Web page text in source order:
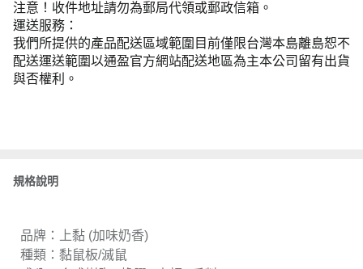
注意！收件地址請勿為郵局代領或郵政信箱。
運送服務：
我們所提供的產品配送區域範圍目前僅限台灣本島離島恕不
配送運送範圍以通盈官方網站配送地區為主本公司留有出貨
與否權利。
規格說明
品牌：上黏 (加味奶香)
種類：黏鼠板/滅鼠